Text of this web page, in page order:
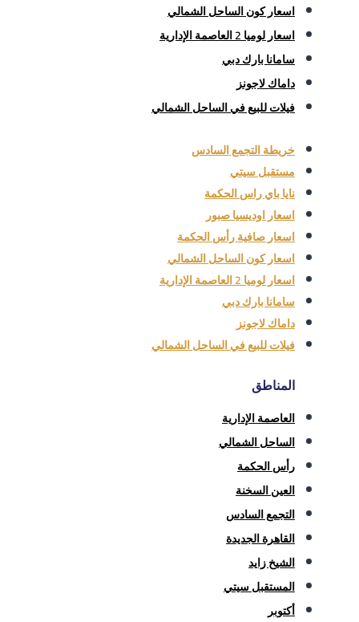
اسعار كون الساحل الشمالي
اسعار لوميا 2 العاصمة الإدارية
سامانا بارك دبي
داماك لاجونز
فيلات للبيع في الساحل الشمالي
خريطة التجمع السادس
مستقبل سيتي
نايا باي راس الحكمة
اسعار اوديسيا صبور
اسعار صافية رأس الحكمة
اسعار كون الساحل الشمالي
اسعار لوميا 2 العاصمة الإدارية
سامانا بارك دبي
داماك لاجونز
فيلات للبيع في الساحل الشمالي
المناطق
العاصمة الإدارية
الساحل الشمالي
رأس الحكمة
العين السخنة
التجمع السادس
القاهرة الجديدة
الشيخ زايد
المستقبل سيتي
أكتوبر